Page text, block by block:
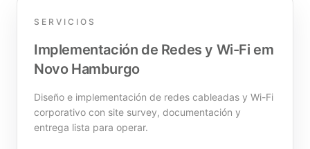
SERVICIOS
Implementación de Redes y Wi-Fi em
Novo Hamburgo
Diseño e implementación de redes cableadas y Wi-Fi
corporativo con site survey, documentación y
entrega lista para operar.